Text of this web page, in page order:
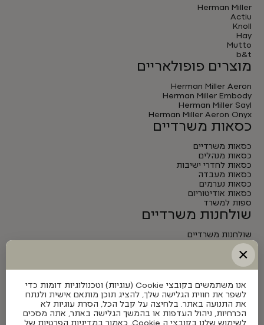
Herman Miller
Actiu
Knoll
Hay
Mutto
b&t
מוצרים פופולאריים
Herman Miller Aeron
Herman Miller Embody
Herman Miller Sayl
Herman Miller Aeron Onyx
כסאות משרדיים
כסאות משרדיים
כסאות מנהלים
כסאות לחדרי ישיבות
כסאות מעבדה
כסאות נערמים
כסאות אודיטוריום
ספות למשרד
שולחנות משרדיים
שולחנות משרדיים
שולחנות מנהלים
שולחנות לחדרי ישיבות
שולחנות מתכווננים חשמליים
×
אנו משתמשים בקובצי Cookie (עוגיות) וטכנולוגיות דומות כדי
לשפר את חווית הגלישה שלך, להציג תוכן מותאם אישית ולנתח
את התנועה באתר. בלחיצה על קבל הכל, הסרת עוגיות לא
הכרחיות, ניהול העדפות או בהמשך הגלישה באתר, אתה מסכים